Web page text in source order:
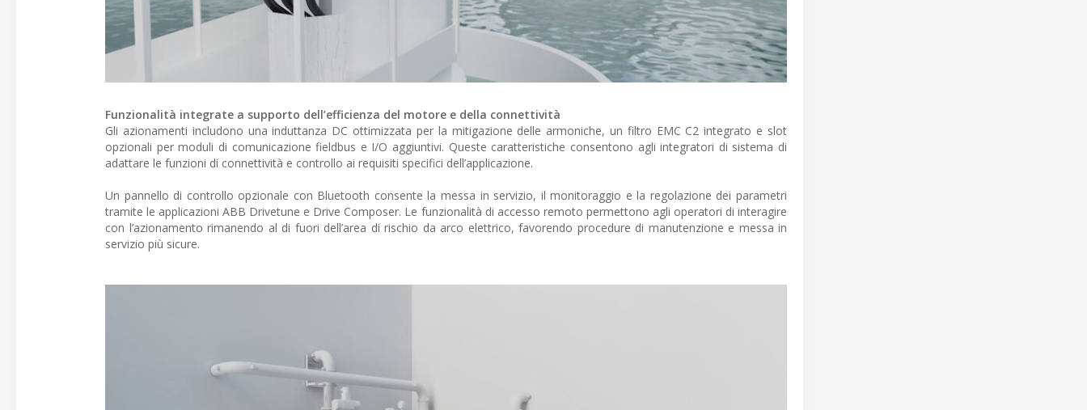
Funzionalità integrate a supporto dell’efficienza del motore e della connettività
Gli azionamenti includono una induttanza DC ottimizzata per la mitigazione delle armoniche, un filtro EMC C2 integrato e slot
opzionali per moduli di comunicazione fieldbus e I/O aggiuntivi. Queste caratteristiche consentono agli integratori di sistema di
adattare le funzioni di connettività e controllo ai requisiti specifici dell’applicazione.
Un pannello di controllo opzionale con Bluetooth consente la messa in servizio, il monitoraggio e la regolazione dei parametri
tramite le applicazioni ABB Drivetune e Drive Composer. Le funzionalità di accesso remoto permettono agli operatori di interagire
con l’azionamento rimanendo al di fuori dell’area di rischio da arco elettrico, favorendo procedure di manutenzione e messa in
servizio più sicure.